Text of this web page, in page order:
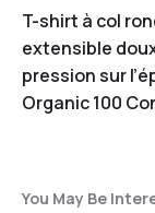
T-shirt à col
extensible
pression sur
Organic 100
You May Be